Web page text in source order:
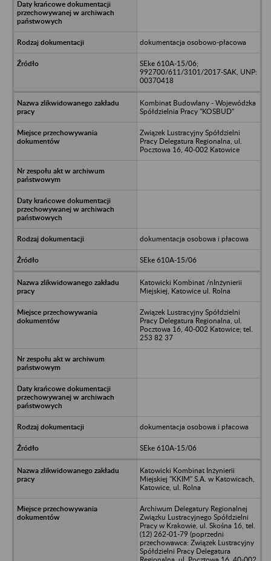
dokumentacja osobowo-płacowa
SEke 610A-15/06;
992700/611/3101/2017-SAK, UNP:
00370418
Kombinat Budowlany - Wojewódzka
Spółdzielnia Pracy "KOSBUD"
Związek Lustracyjny Spółdzielni
Pracy Delegatura Regionalna, ul.
Pocztowa 16, 40-002 Katowice
dokumentacja osobowa i płacowa
SEke 610A-15/06
Katowicki Kombinat /nInżynierii
Miejskiej, Katowice ul. Rolna
Związek Lustracyjny Spółdzielni
Pracy Delegatura Regionalna, ul.
Pocztowa 16, 40-002 Katowice; tel.
253 82 37
dokumentacja osobowa i płacowa
SEke 610A-15/06
Katowicki Kombinat Inżynierii
Miejskiej "KKIM" S.A. w Katowicach,
Katowice, ul. Rolna
Archiwum Delegatury Regionalnej
Związku Lustracyjnego Spółdzielni
Pracy w Krakowie, ul. Skośna 16, tel.
(12) 262-01-79 (poprzedni
przechowawca: Związek Lustracyjny
Spółdzielni Pracy Delegatura